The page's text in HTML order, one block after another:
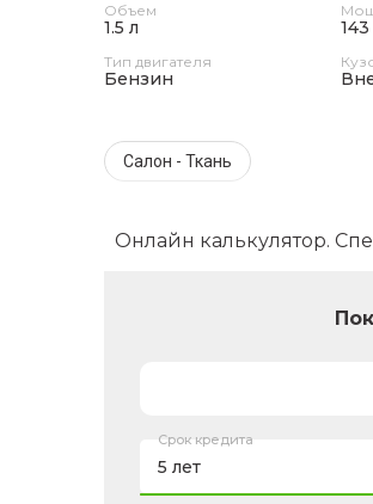
Объем
1.5 л 143
Тип двигателя
Бензин
Салон - Ткань
Онлайн калькулятор.
Срок кредита